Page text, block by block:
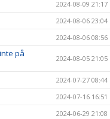
2024-08-09 21:17
2024-08-06 23:04
2024-08-06 08:56
på
2024-08-05 21:05
2024-07-27 08:44
2024-07-16 16:51
2024-06-29 21:08